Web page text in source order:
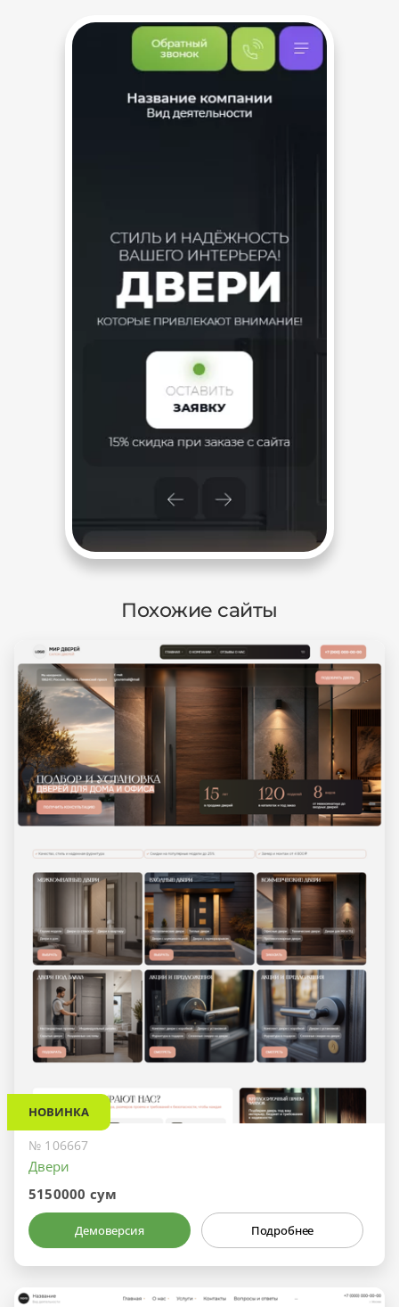
Похожие сайты
НОВИНКА
№ 106667
Двери
5150000 сум
Демоверсия Подробнее